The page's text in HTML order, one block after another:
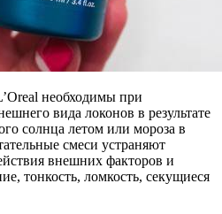
необходимы при
вида локонов в результате
солнца летом или мороза в
смеси устраняют
внешних факторов и
тонкость, ломкость, секущиеся